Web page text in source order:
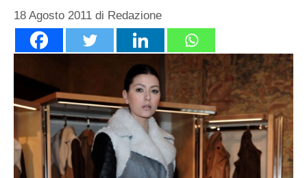
18 Agosto 2011 di Redazione